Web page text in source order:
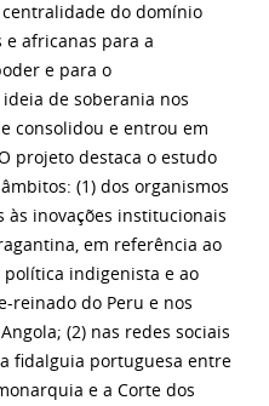
do domínio
africanas para a
e para o
de soberania nos
consolidou e entrou em
projeto destaca o estudo
(1) dos organismos
inovações institucionais
em referência ao
política indigenista e ao
reinado do Peru e nos
(2) nas redes sociais
fidalguia portuguesa entre
e a Corte dos